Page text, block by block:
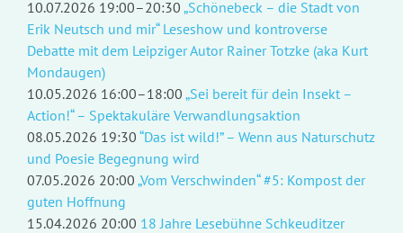
10.07.2026 19:00–20:30 „Schönebeck – die Stadt von
Erik Neutsch und mir“ Leseshow und kontroverse
Debatte mit dem Leipziger Autor Rainer Totzke (aka Kurt
Mondaugen)
10.05.2026 16:00–18:00 „Sei bereit für dein Insekt –
Action!“ – Spektakuläre Verwandlungsaktion
08.05.2026 19:30 “Das ist wild!” – Wenn aus Naturschutz
und Poesie Begegnung wird
07.05.2026 20:00 „Vom Verschwinden“ #5: Kompost der
guten Hoffnung
15.04.2026 20:00 18 Jahre Lesebühne Schkeuditzer